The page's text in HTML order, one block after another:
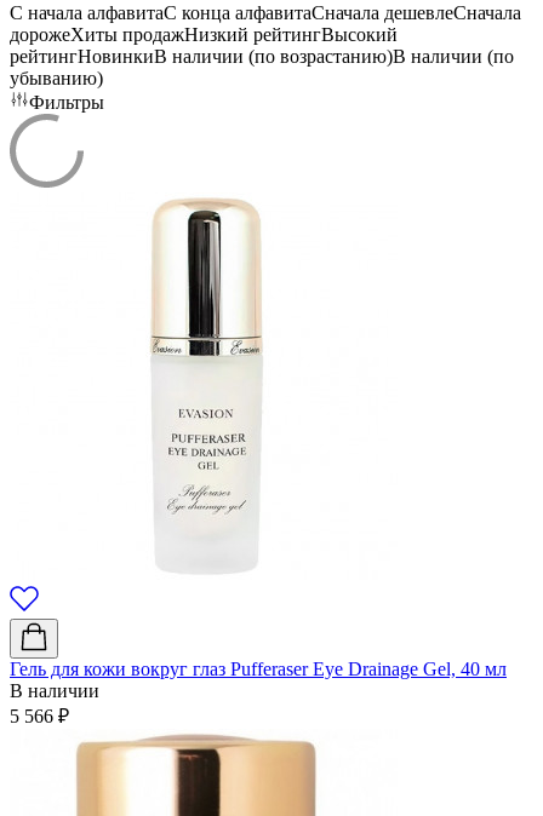
C начала алфавитаС конца алфавитаСначала дешевлеСначала
дорожеХиты продажНизкий рейтингВысокий
рейтингНовинкиВ наличии (по возрастанию)В наличии (по
убыванию)
Фильтры
Гель для кожи вокруг глаз Pufferaser Eye Drainage Gel, 40 мл
В наличии
5 566 ₽